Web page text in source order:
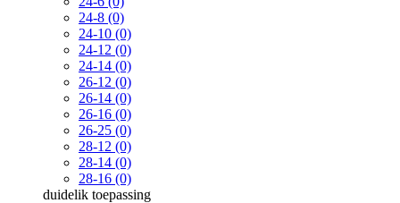
24-8 (0)
24-10 (0)
24-12 (0)
24-14 (0)
26-12 (0)
26-14 (0)
26-16 (0)
26-25 (0)
28-12 (0)
28-14 (0)
28-16 (0)
duidelik toepassing